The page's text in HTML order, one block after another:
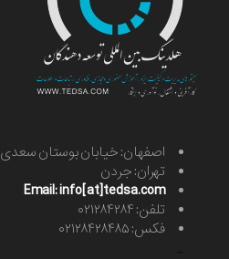
اصفهان: خیابان بوستان سعدی
تهران: جردن
Email: info[at]tedsa.com
تلفن: ۰۲۱۲۸۴۲۸۴
فکس: ۰۲۱۲۸۴۲۸۴۸۵